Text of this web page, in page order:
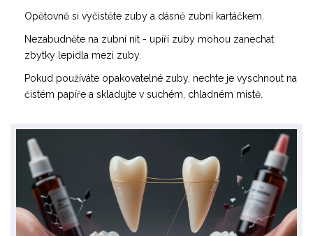
Opětovně si vyčistěte zuby a dásně zubní kartáčkem.
Nezabudněte na zubní nit - upíří zuby mohou zanechat
zbytky lepidla mezi zuby.
Pokud používáte opakovatelné zuby, nechte je vyschnout na
čistém papíře a skladujte v suchém, chladném místě.